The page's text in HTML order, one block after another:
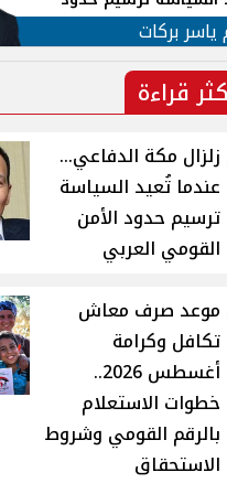
القومي العربي
ياسر بركات
قراءة
زلزال مكة الدفاعي...
عندما تُعيد السياسة
ترسيم حدود الأمن
القومي العربي
موعد صرف معاش
تكافل وكرامة
أغسطس 2026..
خطوات الاستعلام
بالرقم القومي وشروط
الاستحقاق